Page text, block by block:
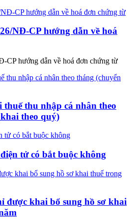
NĐ-CP hướng dẫn về hoá
CP hướng dẫn về hoá đơn chứng từ
thu nhập cá nhân theo
theo quý)
tử có bắt buộc không
được khai bổ sung hồ sơ khai